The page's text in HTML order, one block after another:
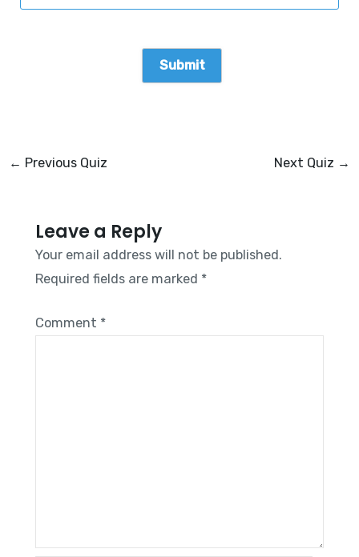
← Previous Quiz Next Quiz →
Leave a Reply
Your email address will not be published.
Required fields are marked *
Comment *